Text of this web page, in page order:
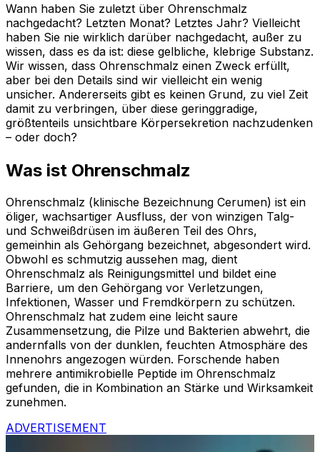
Wann haben Sie zuletzt über Ohrenschmalz
nachgedacht? Letzten Monat? Letztes Jahr? Vielleicht
haben Sie nie wirklich darüber nachgedacht, außer zu
wissen, dass es da ist: diese gelbliche, klebrige Substanz.
Wir wissen, dass Ohrenschmalz einen Zweck erfüllt,
aber bei den Details sind wir vielleicht ein wenig
unsicher. Andererseits gibt es keinen Grund, zu viel Zeit
damit zu verbringen, über diese geringgradige,
größtenteils unsichtbare Körpersekretion nachzudenken
– oder doch?
Was ist Ohrenschmalz
Ohrenschmalz (klinische Bezeichnung Cerumen) ist ein
öliger, wachsartiger Ausfluss, der von winzigen Talg-
und Schweißdrüsen im äußeren Teil des Ohrs,
gemeinhin als Gehörgang bezeichnet, abgesondert wird.
Obwohl es schmutzig aussehen mag, dient
Ohrenschmalz als Reinigungsmittel und bildet eine
Barriere, um den Gehörgang vor Verletzungen,
Infektionen, Wasser und Fremdkörpern zu schützen.
Ohrenschmalz hat zudem eine leicht saure
Zusammensetzung, die Pilze und Bakterien abwehrt, die
andernfalls von der dunklen, feuchten Atmosphäre des
Innenohrs angezogen würden. Forschende haben
mehrere antimikrobielle Peptide im Ohrenschmalz
gefunden, die in Kombination an Stärke und Wirksamkeit
zunehmen.
ADVERTISEMENT